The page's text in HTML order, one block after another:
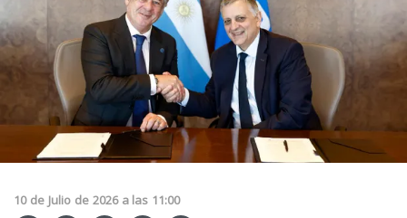
10 de Julio de 2026 a las 11:00